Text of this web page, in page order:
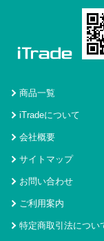
商品一覧
iTradeについて
会社概要
サイトマップ
お問い合わせ
ご利用案内
特定商取引法につい